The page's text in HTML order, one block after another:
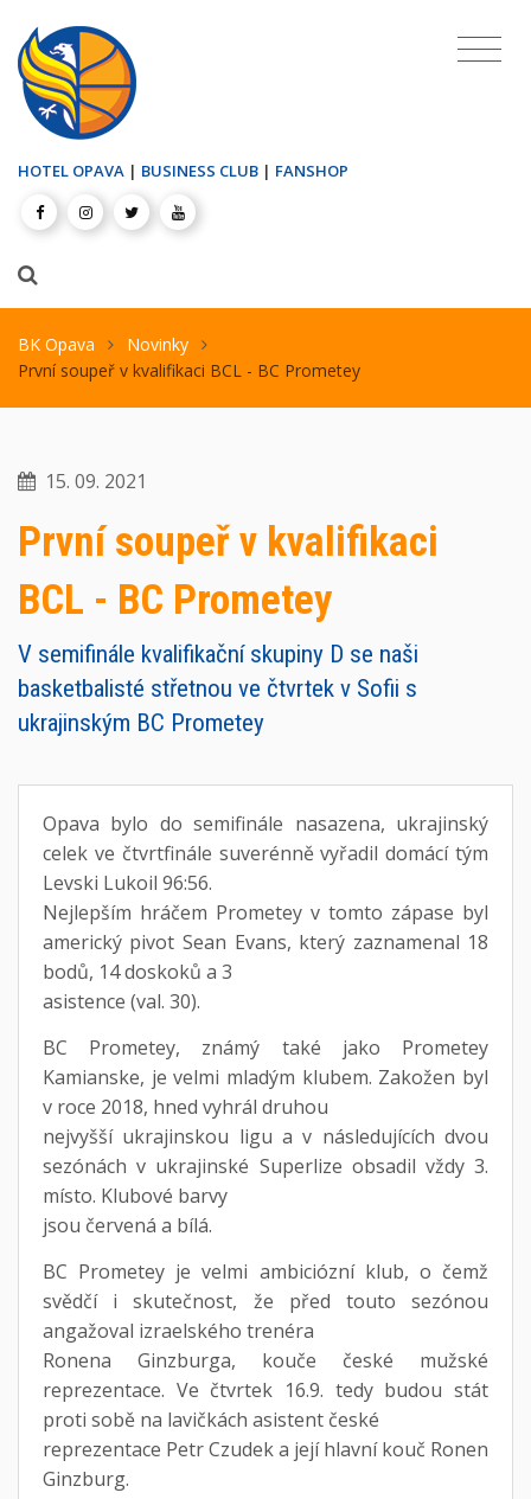
HOTEL OPAVA | BUSINESS CLUB | FANSHOP
BK Opava
Novinky
První soupeř v kvalifikaci BCL - BC Prometey
15. 09. 2021
První soupeř v kvalifikaci
BCL - BC Prometey
V semifinále kvalifikační skupiny D se naši
basketbalisté střetnou ve čtvrtek v Sofii s
ukrajinským BC Prometey
Opava bylo do semifinále nasazena, ukrajinský
celek ve čtvrtfinále suverénně vyřadil domácí tým
Levski Lukoil 96:56.
Nejlepším hráčem Prometey v tomto zápase byl
americký pivot Sean Evans, který zaznamenal 18
bodů, 14 doskoků a 3
asistence (val. 30).
BC Prometey, známý také jako Prometey
Kamianske, je velmi mladým klubem. Zakožen byl
v roce 2018, hned vyhrál druhou
nejvyšší ukrajinskou ligu a v následujících dvou
sezónách v ukrajinské Superlize obsadil vždy 3.
místo. Klubové barvy
jsou červená a bílá.
BC Prometey je velmi ambiciózní klub, o čemž
svědčí i skutečnost, že před touto sezónou
angažoval izraelského trenéra
Ronena Ginzburga, kouče české mužské
reprezentace. Ve čtvrtek 16.9. tedy budou stát
proti sobě na lavičkách asistent české
reprezentace Petr Czudek a její hlavní kouč Ronen
Ginzburg.